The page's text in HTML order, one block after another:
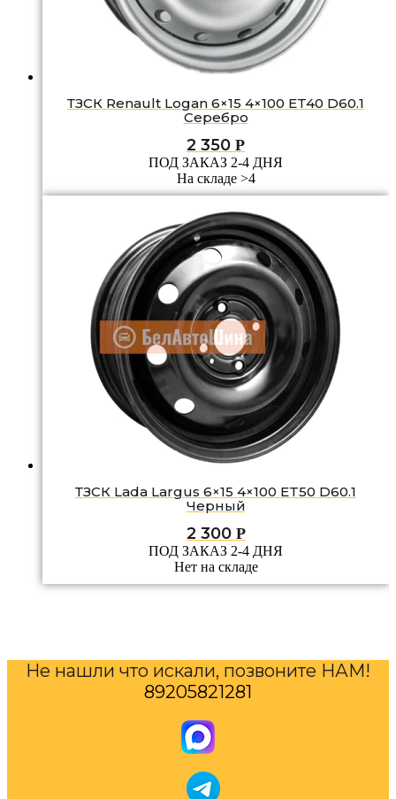
ТЗСК Renault Logan 6×15 4×100 ET40 D60.1
Серебро
2 350 Р
ПОД ЗАКАЗ 2-4 ДНЯ
На складе >4
ТЗСК Lada Largus 6×15 4×100 ET50 D60.1
Черный
2 300 Р
ПОД ЗАКАЗ 2-4 ДНЯ
Нет на складе
Не нашли что искали, позвоните НАМ!
89205821281